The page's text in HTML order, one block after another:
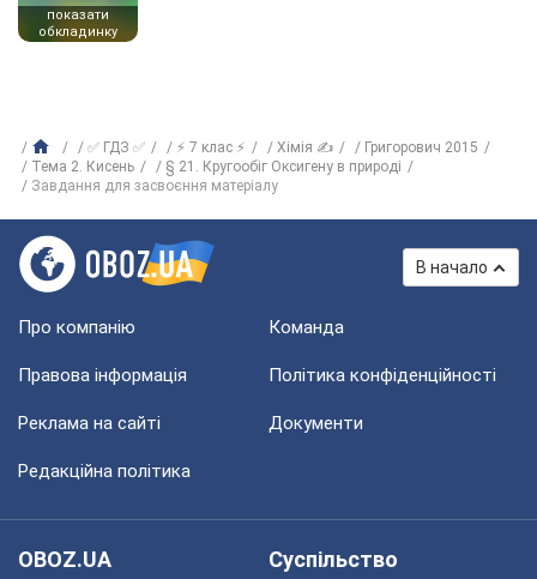
показати
обкладинку
✅ ГДЗ ✅ ⚡ 7 клас ⚡ Хімія ✍
Григорович 2015
Тема 2. Кисень
§ 21. Кругообіг Оксигену в природі
Завдання для засвоєння матеріалу
В начало
Про компанію Команда
Правова інформація Політика конфіденційності
Реклама на сайті Документи
Редакційна політика
OBOZ.UA
Суспільство